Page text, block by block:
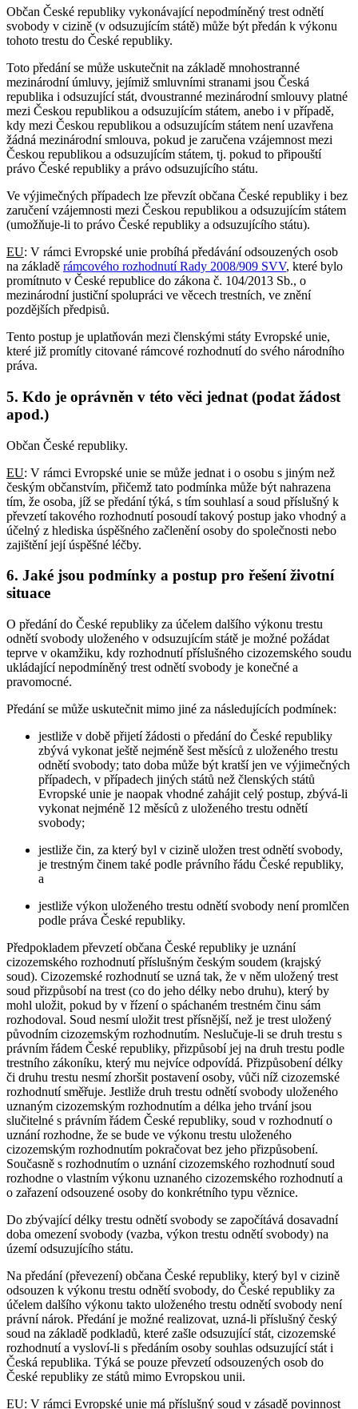
Občan České republiky vykonávající nepodmíněný trest odnětí
svobody v cizině (v odsuzujícím státě) může být předán k výkonu
tohoto trestu do České republiky.
Toto předání se může uskutečnit na základě mnohostranné
mezinárodní úmluvy, jejímiž smluvními stranami jsou Česká
republika i odsuzující stát, dvoustranné mezinárodní smlouvy platné
mezi Českou republikou a odsuzujícím státem, anebo i v případě,
kdy mezi Českou republikou a odsuzujícím státem není uzavřena
žádná mezinárodní smlouva, pokud je zaručena vzájemnost mezi
Českou republikou a odsuzujícím státem, tj. pokud to připouští
právo České republiky a právo odsuzujícího státu.
Ve výjimečných případech lze převzít občana České republiky i bez
zaručení vzájemnosti mezi Českou republikou a odsuzujícím státem
(umožňuje-li to právo České republiky a odsuzujícího státu).
EU: V rámci Evropské unie probíhá předávání odsouzených osob
na základě rámcového rozhodnutí Rady 2008/909 SVV, které bylo
promítnuto v České republice do zákona č. 104/2013 Sb., o
mezinárodní justiční spolupráci ve věcech trestních, ve znění
pozdějších předpisů.
Tento postup je uplatňován mezi členskými státy Evropské unie,
které již promítly citované rámcové rozhodnutí do svého národního
práva.
5. Kdo je oprávněn v této věci jednat (podat žádost
apod.)
Občan České republiky.
EU: V rámci Evropské unie se může jednat i o osobu s jiným než
českým občanstvím, přičemž tato podmínka může být nahrazena
tím, že osoba, jíž se předání týká, s tím souhlasí a soud příslušný k
převzetí takového rozhodnutí posoudí takový postup jako vhodný a
účelný z hlediska úspěšného začlenění osoby do společnosti nebo
zajištění její úspěšné léčby.
6. Jaké jsou podmínky a postup pro řešení životní
situace
O předání do České republiky za účelem dalšího výkonu trestu
odnětí svobody uloženého v odsuzujícím státě je možné požádat
teprve v okamžiku, kdy rozhodnutí příslušného cizozemského soudu
ukládající nepodmíněný trest odnětí svobody je konečné a
pravomocné.
Předání se může uskutečnit mimo jiné za následujících podmínek:
jestliže v době přijetí žádosti o předání do České republiky
zbývá vykonat ještě nejméně šest měsíců z uloženého trestu
odnětí svobody; tato doba může být kratší jen ve výjimečných
případech, v případech jiných států než členských států
Evropské unie je naopak vhodné zahájit celý postup, zbývá-li
vykonat nejméně 12 měsíců z uloženého trestu odnětí
svobody;
jestliže čin, za který byl v cizině uložen trest odnětí svobody,
je trestným činem také podle právního řádu České republiky,
a
jestliže výkon uloženého trestu odnětí svobody není promlčen
podle práva České republiky.
Předpokladem převzetí občana České republiky je uznání
cizozemského rozhodnutí příslušným českým soudem (krajský
soud). Cizozemské rozhodnutí se uzná tak, že v něm uložený trest
soud přizpůsobí na trest (co do jeho délky nebo druhu), který by
mohl uložit, pokud by v řízení o spáchaném trestném činu sám
rozhodoval. Soud nesmí uložit trest přísnější, než je trest uložený
původním cizozemským rozhodnutím. Neslučuje-li se druh trestu s
právním řádem České republiky, přizpůsobí jej na druh trestu podle
trestního zákoníku, který mu nejvíce odpovídá. Přizpůsobení délky
či druhu trestu nesmí zhoršit postavení osoby, vůči níž cizozemské
rozhodnutí směřuje. Jestliže druh trestu odnětí svobody uloženého
uznaným cizozemským rozhodnutím a délka jeho trvání jsou
slučitelné s právním řádem České republiky, soud v rozhodnutí o
uznání rozhodne, že se bude ve výkonu trestu uloženého
cizozemským rozhodnutím pokračovat bez jeho přizpůsobení.
Současně s rozhodnutím o uznání cizozemského rozhodnutí soud
rozhodne o vlastním výkonu uznaného cizozemského rozhodnutí a
o zařazení odsouzené osoby do konkrétního typu věznice.
Do zbývající délky trestu odnětí svobody se započítává dosavadní
doba omezení svobody (vazba, výkon trestu odnětí svobody) na
území odsuzujícího státu.
Na předání (převezení) občana České republiky, který byl v cizině
odsouzen k výkonu trestu odnětí svobody, do České republiky za
účelem dalšího výkonu takto uloženého trestu odnětí svobody není
právní nárok. Předání je možné realizovat, uzná-li příslušný český
soud na základě podkladů, které zašle odsuzující stát, cizozemské
rozhodnutí a vysloví-li s předáním osoby souhlas odsuzující stát i
Česká republika. Týká se pouze převzetí odsouzených osob do
České republiky ze států mimo Evropskou unii.
EU: V rámci Evropské unie má příslušný soud v zásadě povinnost